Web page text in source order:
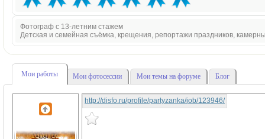
Фотограф с 13-летним стажем
Детская и семейная съёмка, крещения, репортажи праздников,
Мои работы Мои фотосессии Мои темы на форуме Блог
http://disfo.ru/profile/partyzanka/job/123946/